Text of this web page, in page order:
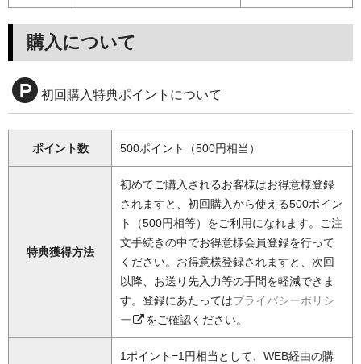
購入について
初回購入特典ポイントについて
ポイント数 500ポイント（500円相当）
特典獲得方法
初めてご購入されるお客様はお得意様登録
されますと、初回購入から使える500ポイン
ト（500円相等）をご利用になれます。ご注
文手続きの中でお得意様会員登録を行って
ください。お得意様登録されますと、次回
以降、お送り先入力等の手間を軽減できま
す。登録にあたってはプライバシーポリシ
ー
をご確認ください。
1ポイント=1円相当として、WEB経由の購